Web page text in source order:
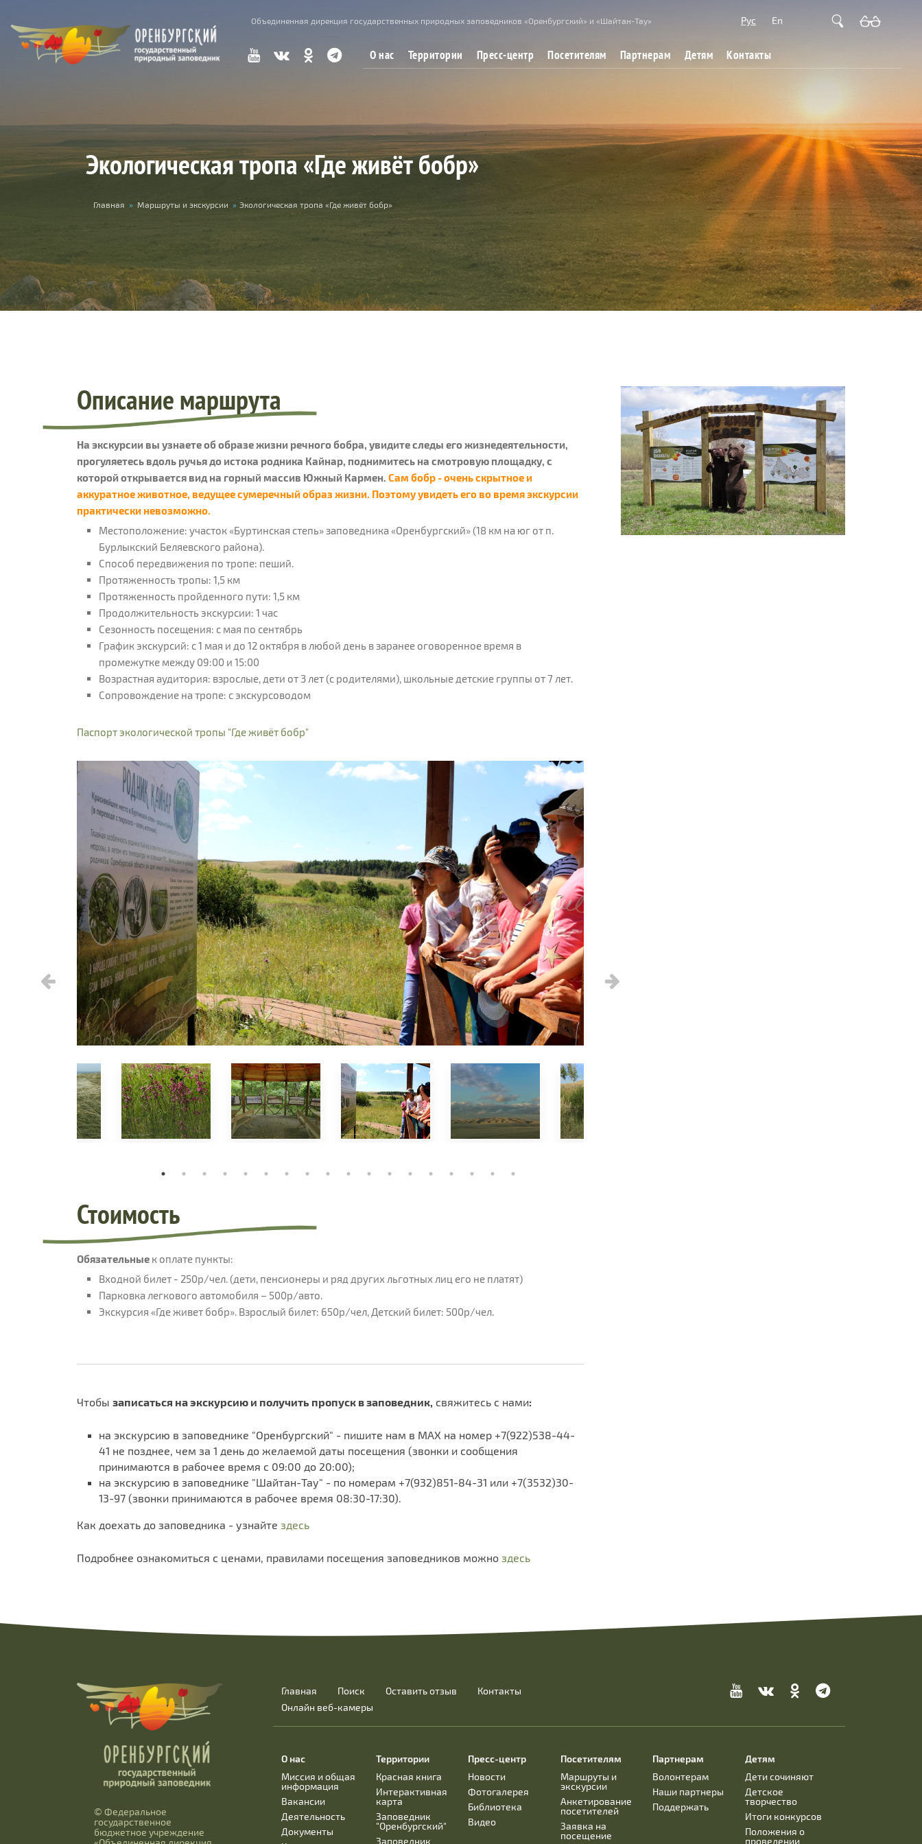
Объединенная дирекция государственных природных заповедников «Оренбургский» и «Шайтан-Тау» Рус En
О нас Территории Пресс-центр Посетителям Партнерам Детям Контакты
Экологическая тропа «Где живёт бобр»
Вы здесь
Главная » Маршруты и экскурсии » Экологическая тропа «Где живёт бобр»
Описание маршрута
На экскурсии вы узнаете об образе жизни речного бобра, увидите следы его жизнедеятельности,
прогуляетесь вдоль ручья до истока родника Кайнар, поднимитесь на смотровую площадку, с
которой открывается вид на горный массив Южный Кармен. Сам бобр - очень скрытное и
аккуратное животное, ведущее сумеречный образ жизни. Поэтому увидеть его во время экскурсии
практически невозможно.
Местоположение: участок «Буртинская степь» заповедника «Оренбургский» (18 км на юг от п.
Бурлыкский Беляевского района).
Способ передвижения по тропе: пеший.
Протяженность тропы: 1,5 км
Протяженность пройденного пути: 1,5 км
Продолжительность экскурсии: 1 час
Сезонность посещения: с мая по сентябрь
График экскурсий: с 1 мая и до 12 октября в любой день в заранее оговоренное время в
промежутке между 09:00 и 15:00
Возрастная аудитория: взрослые, дети от 3 лет (с родителями), школьные детские группы от 7 лет.
Сопровождение на тропе: с экскурсоводом
Паспорт экологической тропы "Где живёт бобр"
Стоимость
Обязательные к оплате пункты:
Входной билет - 250р/чел. (дети, пенсионеры и ряд других льготных лиц его не платят)
Парковка легкового автомобиля – 500р/авто.
Экскурсия «Где живет бобр». Взрослый билет: 650р/чел, Детский билет: 500р/чел.
Чтобы записаться на экскурсию и получить пропуск в заповедник, свяжитесь с нами:
на экскурсию в заповеднике "Оренбургский" - пишите нам в MAX на номер +7(922)538-44-
41 не позднее, чем за 1 день до желаемой даты посещения (звонки и сообщения
принимаются в рабочее время с 09:00 до 20:00);
на экскурсию в заповеднике "Шайтан-Тау" - по номерам +7(932)851-84-31 или +7(3532)30-
13-97 (звонки принимаются в рабочее время 08:30-17:30).
Как доехать до заповедника - узнайте здесь
Подробнее ознакомиться с ценами, правилами посещения заповедников можно здесь
© Федеральное
государственное
бюджетное учреждение
Главная Поиск Оставить отзыв
Контакты
Онлайн веб-камеры
О нас
Миссия и общая
информация
Вакансии
Деятельность
Документы
Территории
Красная книга
Интерактивная
карта
Заповедник
"Оренбургский"
Заповедник
Пресс-центр
Новости
Фотогалерея
Библиотека
Видео
Посетителям
Маршруты и
экскурсии
Анкетирование
посетителей
Заявка на
посещение
Партнерам
Волонтерам
Наши партнеры
Поддержать
Детям
Дети сочиняют
Детское
творчество
Итоги конкурсов
Положения о
проведении